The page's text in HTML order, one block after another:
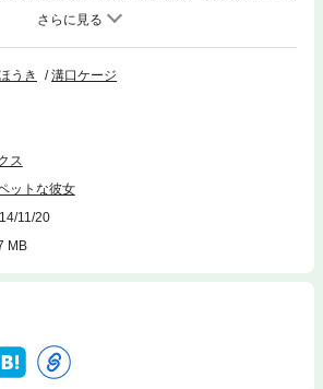
スト制作を依頼したことがきっかけで、リタの様
うき
溝口ケージ
ス
ットな彼女
11/20
MB